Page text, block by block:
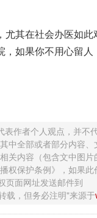
其在社会办医如此
如果你不用心留人
作者个人观点，并不
中全部或者部分内容
关内容（包含文中图
权保护条例》，如果此
页面网址发送邮件到
载，但务必注明"来源于